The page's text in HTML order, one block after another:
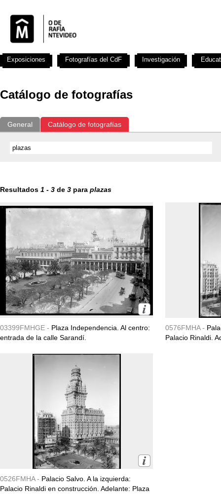
Catálogo de fotografías
General Catálogo de fotografías
Resultados 1 - 3 de 3 para plazas
03399FMHGE - Plaza Independencia. Al centro:
entrada de la calle Sarandí.
0576FMHA -
Palacio Rinaldi.
0526FMHA - Palacio Salvo. A la izquierda:
Palacio Rinaldi en construcción. Adelante: Plaza
Exposiciones Fotografías del CdF Investigación